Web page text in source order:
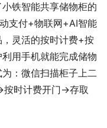
铁智能共享储物柜的
支付+物联网+AI智能
灵活的按时计费+按
用手机就能完成储物
：微信扫描柜子上二
时计费开门→存取